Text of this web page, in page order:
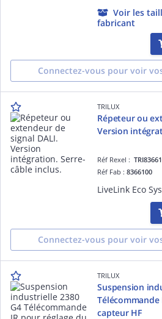
Voir les
fabricant
Connectez-vous pour voir
TRILUX
Répeteur ou
Version
Réf Rexel :
Réf Fab :8366100
LiveLink Eco
Connectez-vous pour voir
TRILUX
Suspension
Télécommande
capteur HF